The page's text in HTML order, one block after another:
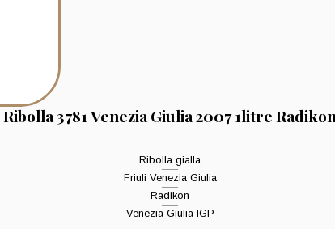
Ribolla 3781 Venezia Giulia 2007 1litre
Ribolla gialla
Friuli Venezia Giulia
Radikon
Venezia Giulia IGP